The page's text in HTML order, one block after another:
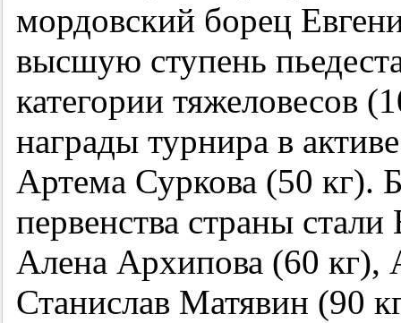
мордовский борец
высшую ступень
категории тяжеловесов
награды турнира в
Артема Суркова (50 кг).
первенства страны
Алена Архипова (60
Станислав Матявин (90